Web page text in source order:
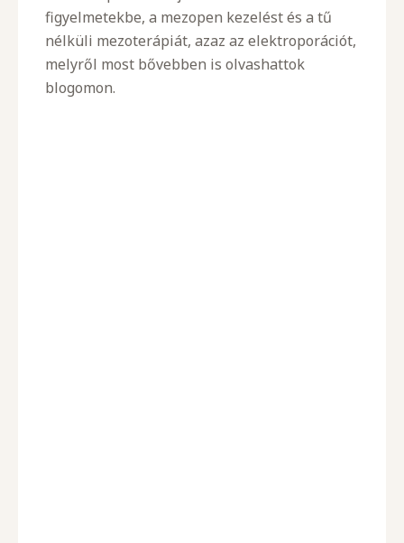
figyelmetekbe, a mezopen kezelést és a tű
nélküli mezoterápiát, azaz az elektroporációt,
melyről most bővebben is olvashattok
blogomon.